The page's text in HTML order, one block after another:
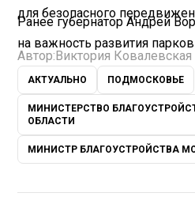
для безопасного
Ранее губернатор Андрей
на важность развития
Автор: Виктория Ковалевская
АКТУАЛЬНО ПОДМОСКОВЬЕ
МИНИСТЕРСТВО
ОБЛАСТИ
МИНИСТР БЛАГОУСТРОЙСТВА